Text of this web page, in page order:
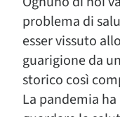
problema di
esser vissuto
guarigione da
storico così
La pandemia